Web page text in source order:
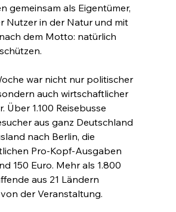
gemeinsam als Eigentümer,
Nutzer in der Natur und mit
dem Motto: natürlich
war nicht nur politischer
auch wirtschaftlicher
Über 1.100 Reisebusse
aus ganz Deutschland
nach Berlin, die
Pro-Kopf-Ausgaben
150 Euro. Mehr als 1.800
aus 21 Ländern
der Veranstaltung.